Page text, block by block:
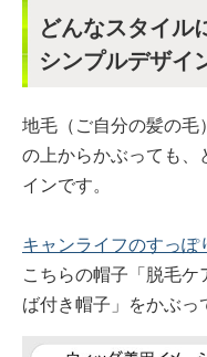
どんなスタイル
シンプルデザイ
地毛（ご自分の髪の
の上からかぶっても
インです。
キャンライフのすっぽ
こちらの帽子「脱毛
ば付き帽子」をかぶっ